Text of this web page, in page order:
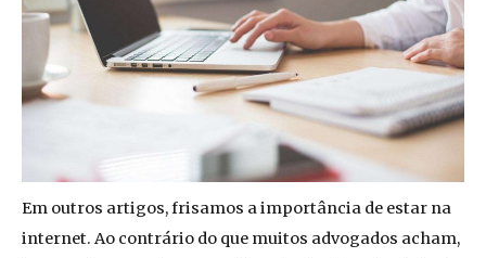
Em outros artigos, frisamos a importância de estar na
internet. Ao contrário do que muitos advogados acham,